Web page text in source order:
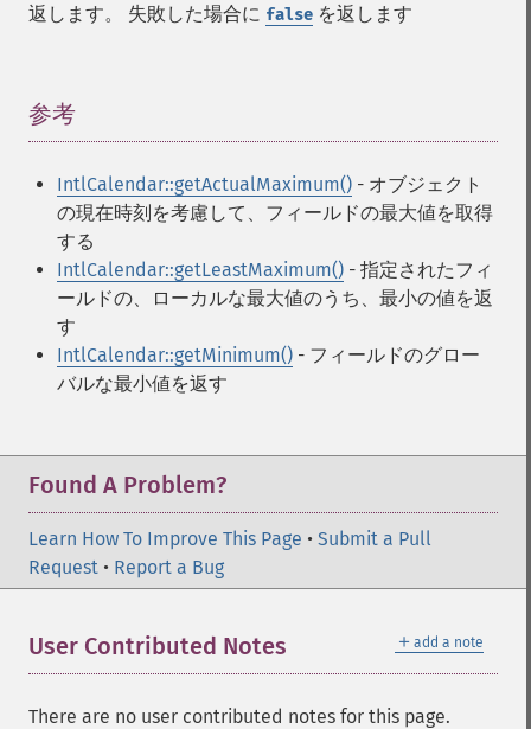
返します。 失敗した場合に false を返します
参考
IntlCalendar::getActualMaximum() - オブジェクト
の現在時刻を考慮して、フィールドの最大値を取得
する
IntlCalendar::getLeastMaximum() - 指定されたフィ
ールドの、ローカルな最大値のうち、最小の値を返
す
IntlCalendar::getMinimum() - フィールドのグロー
バルな最小値を返す
Found A Problem?
Learn How To Improve This Page • Submit a Pull
Request • Report a Bug
＋ add a note
User Contributed Notes
There are no user contributed notes for this page.